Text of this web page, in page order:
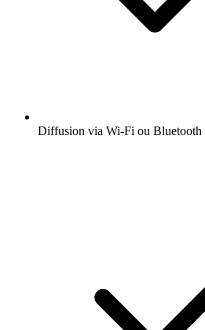
Diffusion via Wi-Fi ou Bluetooth